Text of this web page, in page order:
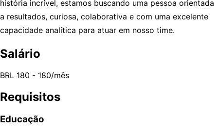
história incrível, estamos buscando uma pessoa orientada
a resultados, curiosa, colaborativa e com uma excelente
capacidade analítica para atuar em nosso time.
Salário
BRL 180 - 180/mês
Requisitos
Educação